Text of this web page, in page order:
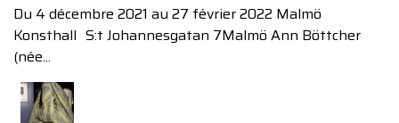
Du 4 décembre 2021 au 27 février 2022 Malmö
Konsthall S:t Johannesgatan 7Malmö Ann Böttcher
(née...